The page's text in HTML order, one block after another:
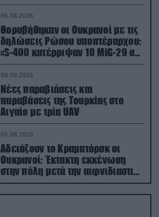
06.08.2026
Θορυβήθηκαν οι Ουκρανοί με τις
δηλώσεις Ρώσου υποπτέραρχου:
«S-400 κατέρριψαν 10 MiG-29 σε
μόλις μια μέρα!»
06.08.2026
Νέες παραβιάσεις και
παραβάσεις της Τουρκίας στο
Αιγαίο με τρία UAV
05.08.2026
Αδειάζουν το Κραματόρσκ οι
Ουκρανοί: Έκτακτη εκκένωση
στην πόλη μετά την αιφνιδιαστική
προώθηση των Ρώσων (βίντεο)